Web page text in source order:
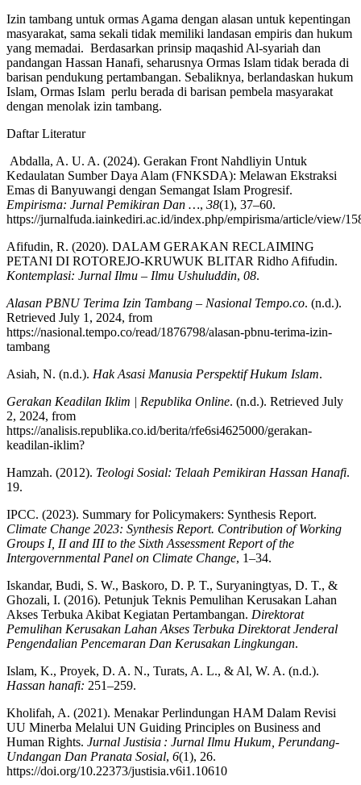
Izin tambang untuk ormas Agama dengan alasan untuk kepentingan
masyarakat, sama sekali tidak memiliki landasan empiris dan hukum
yang memadai. Berdasarkan prinsip maqashid Al-syariah dan
pandangan Hassan Hanafi, seharusnya Ormas Islam tidak berada di
barisan pendukung pertambangan. Sebaliknya, berlandaskan hukum
Islam, Ormas Islam perlu berada di barisan pembela masyarakat
dengan menolak izin tambang.
Daftar Literatur
Abdalla, A. U. A. (2024). Gerakan Front Nahdliyin Untuk
Kedaulatan Sumber Daya Alam (FNKSDA): Melawan Ekstraksi
Emas di Banyuwangi dengan Semangat Islam Progresif.
Empirisma: Jurnal Pemikiran Dan …, 38(1), 37–60.
https://jurnalfuda.iainkediri.ac.id/index.php/empirisma/article/view/
Afifudin, R. (2020). DALAM GERAKAN RECLAIMING
PETANI DI ROTOREJO-KRUWUK BLITAR Ridho Afifudin.
Kontemplasi: Jurnal Ilmu – Ilmu Ushuluddin, 08.
Alasan PBNU Terima Izin Tambang – Nasional Tempo.co. (n.d.).
Retrieved July 1, 2024, from
https://nasional.tempo.co/read/1876798/alasan-pbnu-terima-izin-
tambang
Asiah, N. (n.d.). Hak Asasi Manusia Perspektif Hukum Islam.
Gerakan Keadilan Iklim | Republika Online. (n.d.). Retrieved July
2, 2024, from
https://analisis.republika.co.id/berita/rfe6si4625000/gerakan-
keadilan-iklim?
Hamzah. (2012). Teologi Sosial: Telaah Pemikiran Hassan Hanafi.
19.
IPCC. (2023). Summary for Policymakers: Synthesis Report.
Climate Change 2023: Synthesis Report. Contribution of Working
Groups I, II and III to the Sixth Assessment Report of the
Intergovernmental Panel on Climate Change, 1–34.
Iskandar, Budi, S. W., Baskoro, D. P. T., Suryaningtyas, D. T., &
Ghozali, I. (2016). Petunjuk Teknis Pemulihan Kerusakan Lahan
Akses Terbuka Akibat Kegiatan Pertambangan. Direktorat
Pemulihan Kerusakan Lahan Akses Terbuka Direktorat Jenderal
Pengendalian Pencemaran Dan Kerusakan Lingkungan.
Islam, K., Proyek, D. A. N., Turats, A. L., & Al, W. A. (n.d.).
Hassan hanafi: 251–259.
Kholifah, A. (2021). Menakar Perlindungan HAM Dalam Revisi
UU Minerba Melalui UN Guiding Principles on Business and
Human Rights. Jurnal Justisia : Jurnal Ilmu Hukum, Perundang-
Undangan Dan Pranata Sosial, 6(1), 26.
https://doi.org/10.22373/justisia.v6i1.10610